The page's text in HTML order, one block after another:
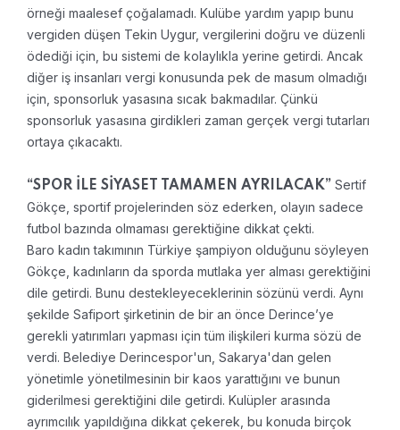
örneği maalesef çoğalamadı. Kulübe yardım yapıp bunu
vergiden düşen Tekin Uygur, vergilerini doğru ve düzenli
ödediği için, bu sistemi de kolaylıkla yerine getirdi. Ancak
diğer iş insanları vergi konusunda pek de masum olmadığı
için, sponsorluk yasasına sıcak bakmadılar. Çünkü
sponsorluk yasasına girdikleri zaman gerçek vergi tutarları
ortaya çıkacaktı.
“SPOR İLE SİYASET TAMAMEN AYRILACAK” Sertif
Gökçe, sportif projelerinden söz ederken, olayın sadece
futbol bazında olmaması gerektiğine dikkat çekti.
Baro kadın takımının Türkiye şampiyon olduğunu söyleyen
Gökçe, kadınların da sporda mutlaka yer alması gerektiğini
dile getirdi. Bunu destekleyeceklerinin sözünü verdi. Aynı
şekilde Safiport şirketinin de bir an önce Derince’ye
gerekli yatırımları yapması için tüm ilişkileri kurma sözü de
verdi. Belediye Derincespor'un, Sakarya'dan gelen
yönetimle yönetilmesinin bir kaos yarattığını ve bunun
giderilmesi gerektiğini dile getirdi. Kulüpler arasında
ayrımcılık yapıldığına dikkat çekerek, bu konuda birçok